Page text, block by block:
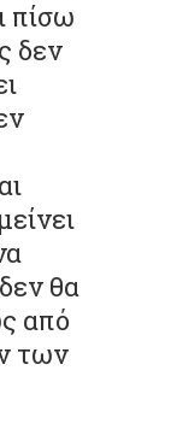
πίσω
δεν
θα
από
των